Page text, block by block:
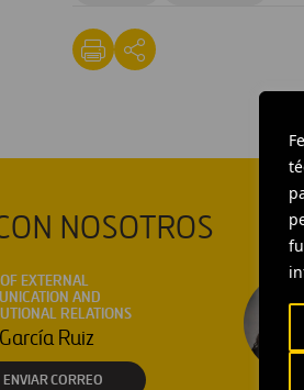
NOSOTROS
EXTERNAL
AND
RELATIONS
Ruiz
ENVIAR CORREO